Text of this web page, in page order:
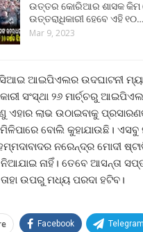
ଉତ୍ତର କୋରିଆର ଶାସକ
ଉତ୍ତରାଧିକାରୀ ହେବେ ଏହି ୧୦…
Mar 9, 2023
ଆଇପିଏଲର ଉଦଘାଟନୀ
ସଂସ୍ଥା ୨୬ ମାର୍ଚ୍ଚରୁ
ଏହାର ଲାଭ ଉଠାଇବାକୁ
ବୋଲି କୁହାଯାଉଛି।
ନରେନ୍ଦ୍ର ମୋଦୀ
ନାହିଁ। ତେବେ ଆସନ୍ତା
ଉପରୁ ମଧ୍ୟ ପରଦା ହଟିବ।
Facebook Telegram